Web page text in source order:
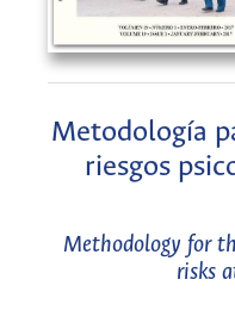
Metodología
riesgos
Methodology for
risks